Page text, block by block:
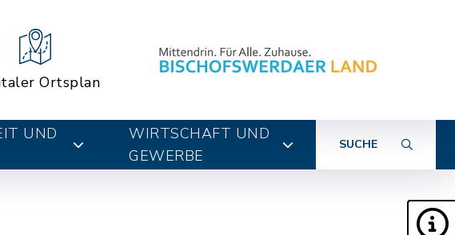
Ortsplan
UND
WIRTSCHAFT UND
GEWERBE
SUCHE